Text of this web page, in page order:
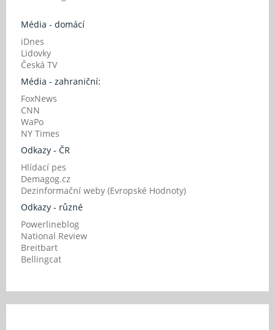
Média - domácí
iDnes
Lidovky
Česká TV
Média - zahraniční:
FoxNews
CNN
WaPo
NY Times
Odkazy - ČR
Hlídací pes
Demagog.cz
Dezinformační weby (Evropské Hodnoty)
Odkazy - různé
Powerlineblog
National Review
Breitbart
Bellingcat